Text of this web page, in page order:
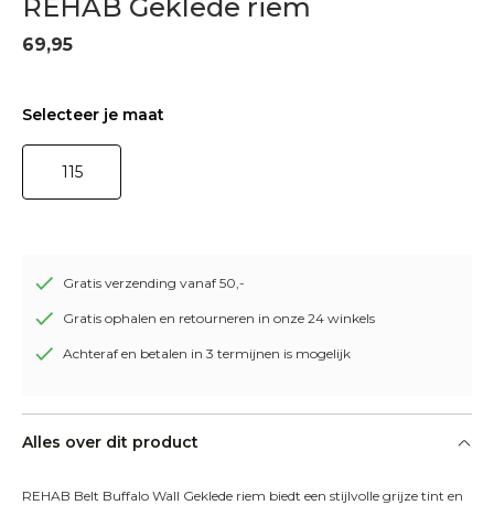
REHAB Geklede riem
69,95
Selecteer je maat
115
Gratis verzending vanaf 50,-
Gratis ophalen en retourneren in onze 24 winkels
Achteraf en betalen in 3 termijnen is mogelijk
Alles over dit product
REHAB Belt Buffalo Wall Geklede riem biedt een stijlvolle grijze tint en